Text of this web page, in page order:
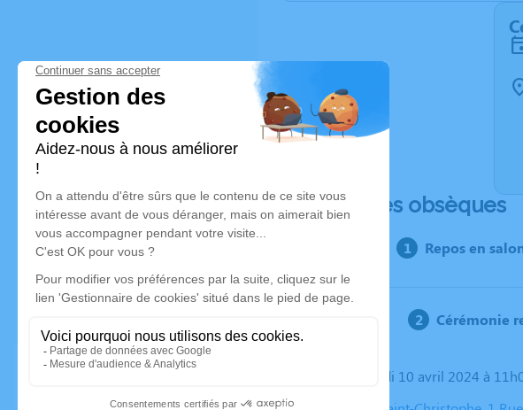
Déroulé des obsèques
Repos en
Cérémonie
Le mercredi 10 avril 2024 à